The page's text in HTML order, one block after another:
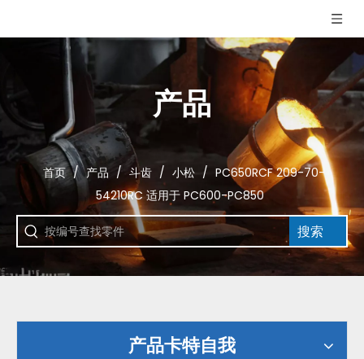
产品
首页 / 产品 / 斗齿 / 小松 / PC650RCF 209-70-
54210RC 适用于 PC600-PC850
搜索
产品卡特自我